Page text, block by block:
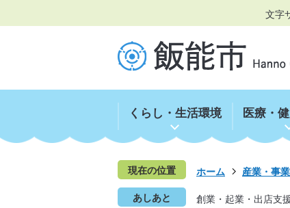
文字
くらし・生活環境 医療・
現在の位置 ホーム 産業・事
あしあと 創業・起業・出店支